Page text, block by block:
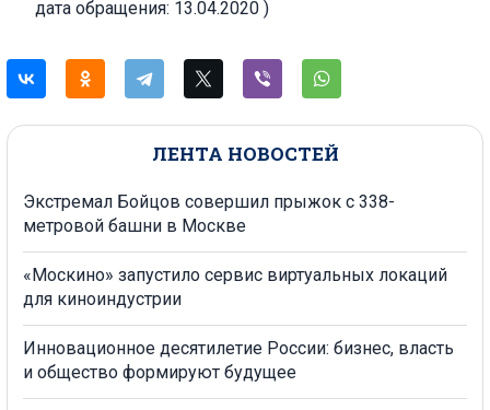
ЛЕНТА НОВОСТЕЙ
Экстремал Бойцов совершил прыжок с 338-
метровой башни в Москве
«Москино» запустило сервис виртуальных локаций
для киноиндустрии
Инновационное десятилетие России: бизнес, власть
и общество формируют будущее
дата обращения: 13.04.2020 )